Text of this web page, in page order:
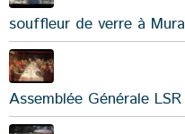
souffleur de verre à
Assemblée Générale